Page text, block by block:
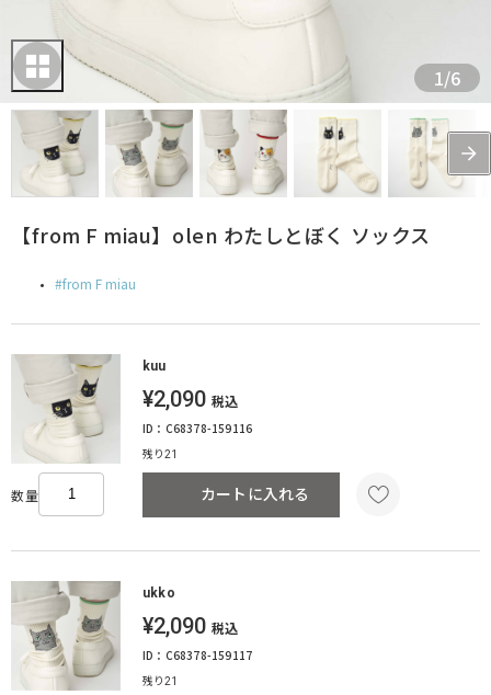
1/6
【from F miau】olen わたしとぼく ソックス
from F miau
kuu
¥2,090 税込
ID：C68378-159116
残り21
数量 カートに入れる
ukko
¥2,090 税込
ID：C68378-159117
残り21